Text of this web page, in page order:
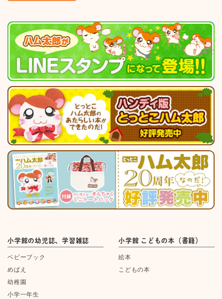
小学館の幼児誌、学習雑誌
ベビーブック
めばえ
幼稚園
小学一年生
小学館 こどもの本（書籍）
絵本
こどもの本